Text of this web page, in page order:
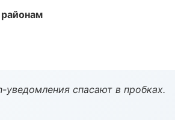
спасают в пробках.